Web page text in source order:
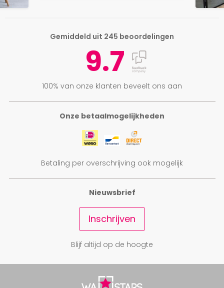
Onze betaalmogelijkheden
Betaling per overschrijving ook mogelijk
Gemiddeld uit 245 beoordelingen
9.7
100% van onze klanten beveelt ons aan
Nieuwsbrief
Inschrijven
Blijf altijd op de hoogte